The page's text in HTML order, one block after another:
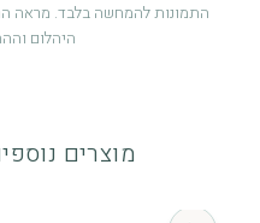
התמונות להמחשה בלבד. מראה
היהלום
במדיניות האחריות.מוצרים